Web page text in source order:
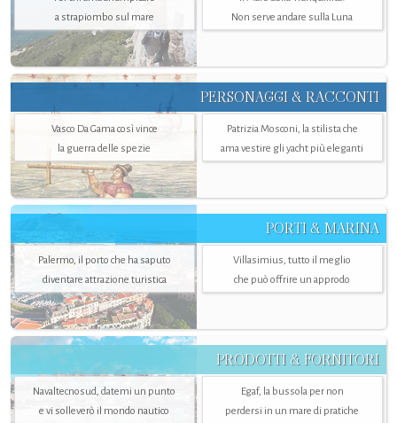
a strapiombo sul mare
Non serve andare sulla Luna
PERSONAGGI & RACCONTI
Vasco Da Gama così vince
la guerra delle spezie
Patrizia Mosconi, la stilista che
ama vestire gli yacht più eleganti
PORTI & MARINA
Palermo, il porto che ha saputo
diventare attrazione turistica
Villasimius, tutto il meglio
che può offrire un approdo
PRODOTTI & FORNITORI
Navaltecnosud, datemi un punto
e vi solleverò il mondo nautico
Egaf, la bussola per non
perdersi in un mare di pratiche